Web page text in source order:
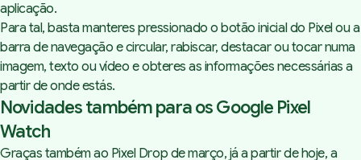
aplicação.
Para tal, basta manteres pressionado o botão inicial do Pixel ou a
barra de navegação e circular, rabiscar, destacar ou tocar numa
imagem, texto ou vídeo e obteres as informações necessárias a
partir de onde estás.
Novidades também para os Google Pixel
Watch
Graças também ao Pixel Drop de março, já a partir de hoje, a